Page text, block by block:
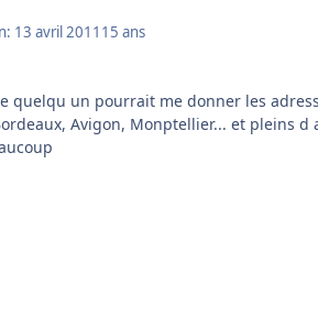
13 avril 2011 15 ans
quelqu un pourrait me donner les
Avigon, Monptellier... et pleins d